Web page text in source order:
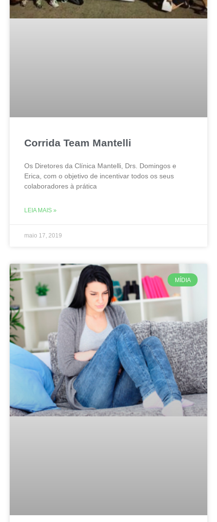
Corrida Team Mantelli
Os Diretores da Clínica Mantelli, Drs. Domingos e
Erica, com o objetivo de incentivar todos os seus
colaboradores à prática
LEIA MAIS »
maio 17, 2019
MÍDIA